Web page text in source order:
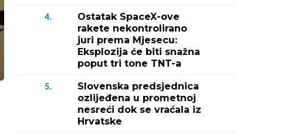
4.
Ostatak SpaceX-ove
rakete nekontrolirano
juri prema Mjesecu:
Eksplozija će biti snažna
poput tri tone TNT-a
5.
Slovenska predsjednica
ozlijeđena u prometnoj
nesreći dok se vraćala iz
Hrvatske